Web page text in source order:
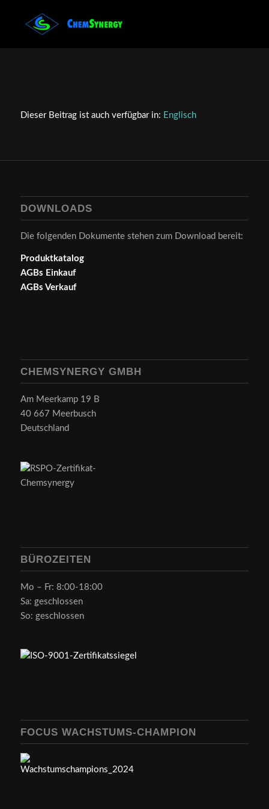
Dieser Beitrag ist auch verfügbar in: Englisch
DOWNLOADS
Die folgenden Dokumente stehen zum Download bereit:
Produktkatalog
AGBs Einkauf
AGBs Verkauf
CHEMSYNERGY GMBH
Am Meerkamp 19 B
40 667 Meerbusch
Deutschland
BÜROZEITEN
Mo – Fr: 8:00-18:00
Sa: geschlossen
So: geschlossen
FOCUS WACHSTUMS-CHAMPION